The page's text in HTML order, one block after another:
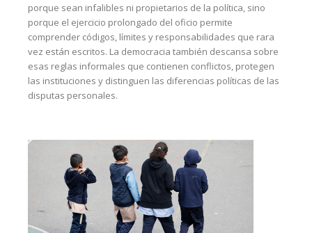
porque sean infalibles ni propietarios de la política, sino
porque el ejercicio prolongado del oficio permite
comprender códigos, límites y responsabilidades que rara
vez están escritos. La democracia también descansa sobre
esas reglas informales que contienen conflictos, protegen
las instituciones y distinguen las diferencias políticas de las
disputas personales.